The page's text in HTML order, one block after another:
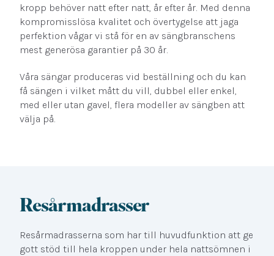
kropp behöver natt efter natt, år efter år. Med denna
kompromisslösa kvalitet och övertygelse att jaga
perfektion vågar vi stå för en av sängbranschens
mest generösa garantier på 30 år.
Våra sängar produceras vid beställning och du kan
få sängen i vilket mått du vill, dubbel eller enkel,
med eller utan gavel, flera modeller av sängben att
välja på.
Resårmadrasser
Resårmadrasserna som har till huvudfunktion att ge
gott stöd till hela kroppen under hela nattsömnen i